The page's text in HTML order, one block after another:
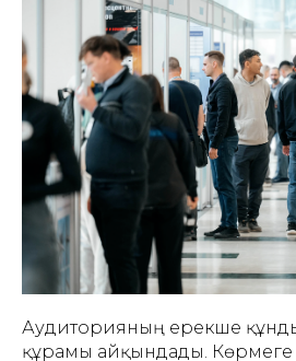
Аудиторияның ерекше
құрамы айқындады. Көрмеге